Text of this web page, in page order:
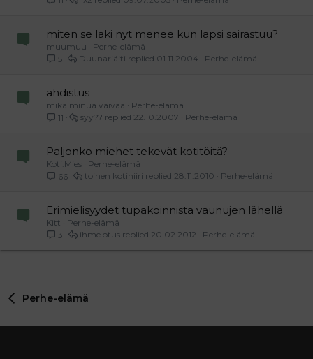
miten se laki nyt menee kun lapsi sairastuu?
muumuu
Perhe-elämä
5
Perhe-elämä
01.11.2004
Duunariäiti
ahdistus
mikä minua vaivaa
Perhe-elämä
11
Perhe-elämä
22.10.2007
syy??
Paljonko miehet tekevät kotitöitä?
Koti.Mies
Perhe-elämä
66
Perhe-elämä
28.11.2010
toinen kotihiiri
Erimielisyydet tupakoinnista vaunujen lähellä
Kitt
Perhe-elämä
3
Perhe-elämä
20.02.2012
ihme otus
Perhe-elämä